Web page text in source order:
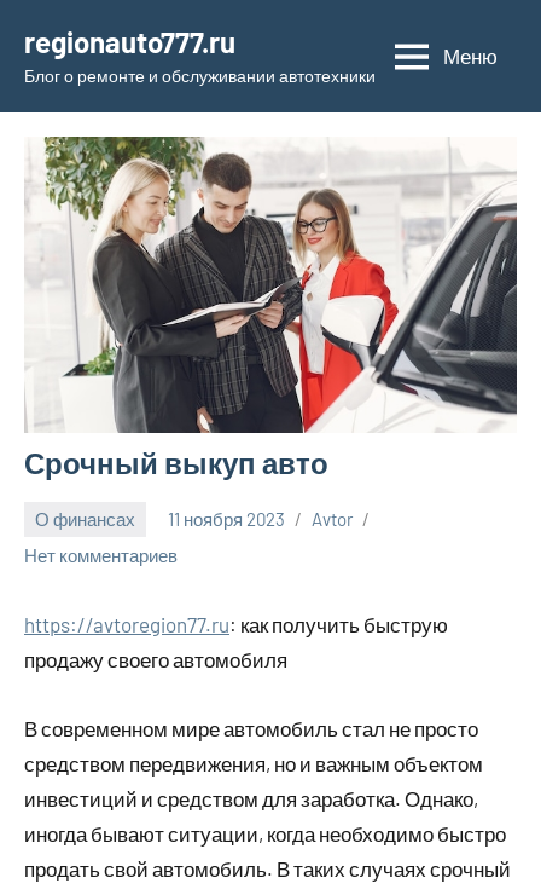
содержимому
regionauto777.ru
Блог о ремонте и обслуживании автотехники
Меню
Срочный выкуп авто
О финансах 11 ноября 2023
Avtor
Нет комментариев
https://avtoregion77.ru: как получить быструю
продажу своего автомобиля
В современном мире автомобиль стал не просто
средством передвижения, но и важным объектом
инвестиций и средством для заработка. Однако,
иногда бывают ситуации, когда необходимо быстро
продать свой автомобиль. В таких случаях срочный